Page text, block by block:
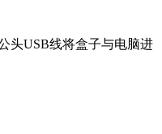
头USB线将盒子与电脑进